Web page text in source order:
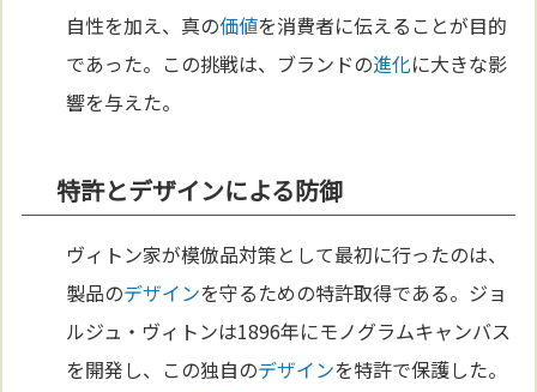
自性を加え、真の価値を消費者に伝えることが目的
であった。この挑戦は、ブランドの進化に大きな影
響を与えた。
特許とデザインによる防御
ヴィトン家が模倣品対策として最初に行ったのは、
製品のデザインを守るための特許取得である。ジョ
ルジュ・ヴィトンは1896年にモノグラムキャンバス
を開発し、この独自のデザインを特許で保護した。